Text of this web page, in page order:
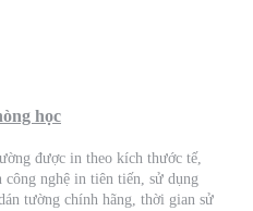
học
được in theo kích thước tế,
công nghệ in tiên tiến, sử dụng
tường chính hãng, thời gian sử